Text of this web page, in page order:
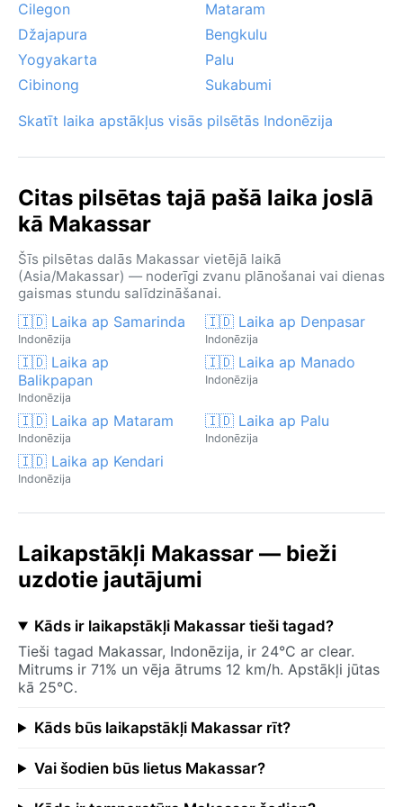
Cilegon
Mataram
Džajapura
Bengkulu
Yogyakarta
Palu
Cibinong
Sukabumi
Skatīt laika apstākļus visās pilsētās Indonēzija
Citas pilsētas tajā pašā laika joslā
kā Makassar
Šīs pilsētas dalās Makassar vietējā laikā
(Asia/Makassar) — noderīgi zvanu plānošanai vai dienas
gaismas stundu salīdzināšanai.
🇮🇩 Laika ap Samarinda
Indonēzija
🇮🇩 Laika ap Denpasar
Indonēzija
🇮🇩 Laika ap
Balikpapan
Indonēzija
🇮🇩 Laika ap Manado
Indonēzija
🇮🇩 Laika ap Mataram
Indonēzija
🇮🇩 Laika ap Palu
Indonēzija
🇮🇩 Laika ap Kendari
Indonēzija
Laikapstākļi Makassar — bieži
uzdotie jautājumi
Kāds ir laikapstākļi Makassar tieši tagad?
Tieši tagad Makassar, Indonēzija, ir 24°C ar clear.
Mitrums ir 71% un vēja ātrums 12 km/h. Apstākļi jūtas
kā 25°C.
Kāds būs laikapstākļi Makassar rīt?
Vai šodien būs lietus Makassar?